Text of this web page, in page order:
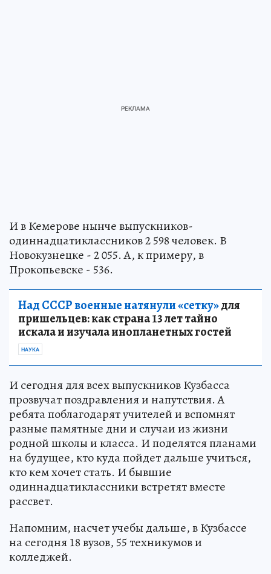
И в Кемерове нынче выпускников-
одиннадцатиклассников 2 598 человек. В
Новокузнецке - 2 055. А, к примеру, в
Прокопьевске - 536.
Над СССР военные натянули «сетку»для
пришельцев: как страна 13 лет тайно
искала и изучала инопланетных гостей
НАУКА
И сегодня для всех выпускников Кузбасса
прозвучат поздравления и напутствия. А
ребята поблагодарят учителей и вспомнят
разные памятные дни и случаи из жизни
родной школы и класса. И поделятся планами
на будущее, кто куда пойдет дальше учиться,
кто кем хочет стать. И бывшие
одиннадцатиклассники встретят вместе
рассвет.
Напомним, насчет учебы дальше, в Кузбассе
на сегодня 18 вузов, 55 техникумов и
колледжей.